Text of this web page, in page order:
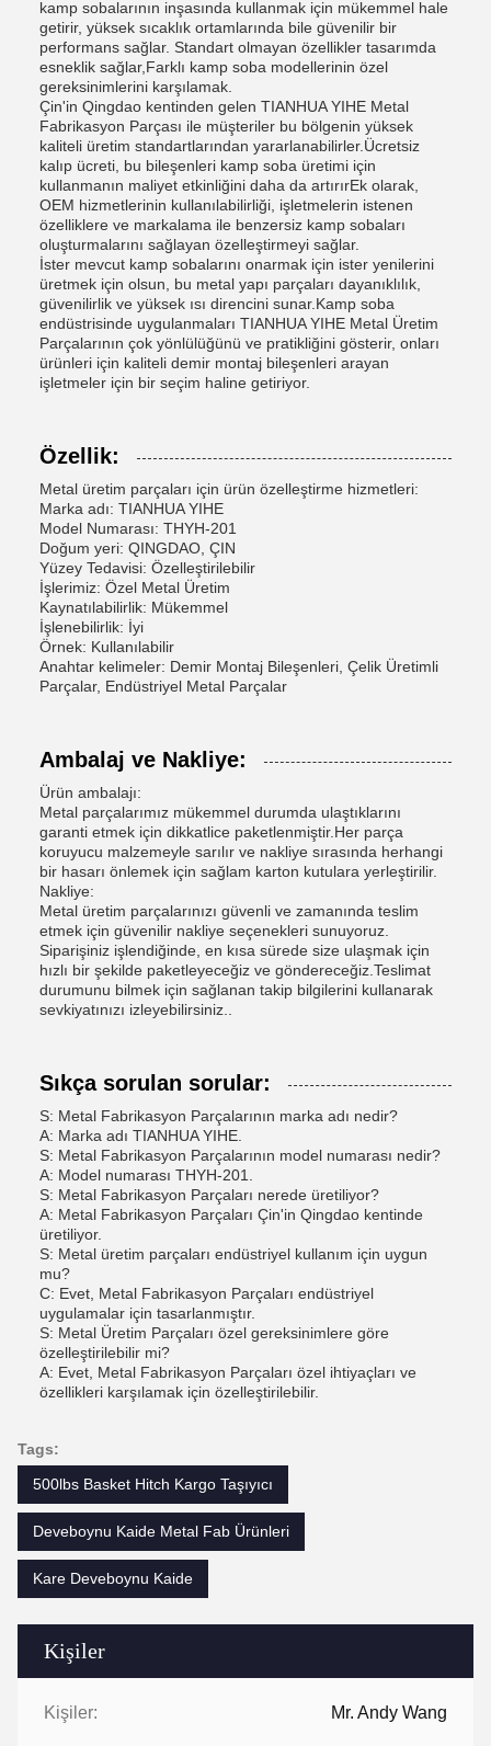
Kişiler
Kişiler: Mr. Andy Wang
kamp sobalarının inşasında kullanmak için mükemmel hale
getirir, yüksek sıcaklık ortamlarında bile güvenilir bir
performans sağlar. Standart olmayan özellikler tasarımda
esneklik sağlar,Farklı kamp soba modellerinin özel
gereksinimlerini karşılamak.
Çin'in Qingdao kentinden gelen TIANHUA YIHE Metal
Fabrikasyon Parçası ile müşteriler bu bölgenin yüksek
kaliteli üretim standartlarından yararlanabilirler.Ücretsiz
kalıp ücreti, bu bileşenleri kamp soba üretimi için
kullanmanın maliyet etkinliğini daha da artırırEk olarak,
OEM hizmetlerinin kullanılabilirliği, işletmelerin istenen
özelliklere ve markalama ile benzersiz kamp sobaları
oluşturmalarını sağlayan özelleştirmeyi sağlar.
İster mevcut kamp sobalarını onarmak için ister yenilerini
üretmek için olsun, bu metal yapı parçaları dayanıklılık,
güvenilirlik ve yüksek ısı direncini sunar.Kamp soba
endüstrisinde uygulanmaları TIANHUA YIHE Metal Üretim
Parçalarının çok yönlülüğünü ve pratikliğini gösterir, onları
ürünleri için kaliteli demir montaj bileşenleri arayan
işletmeler için bir seçim haline getiriyor.
Özellik:
Metal üretim parçaları için ürün özelleştirme hizmetleri:
Marka adı: TIANHUA YIHE
Model Numarası: THYH-201
Doğum yeri: QINGDAO, ÇIN
Yüzey Tedavisi: Özelleştirilebilir
İşlerimiz: Özel Metal Üretim
Kaynatılabilirlik: Mükemmel
İşlenebilirlik: İyi
Örnek: Kullanılabilir
Anahtar kelimeler: Demir Montaj Bileşenleri, Çelik Üretimli
Parçalar, Endüstriyel Metal Parçalar
Ambalaj ve Nakliye:
Ürün ambalajı:
Metal parçalarımız mükemmel durumda ulaştıklarını
garanti etmek için dikkatlice paketlenmiştir.Her parça
koruyucu malzemeyle sarılır ve nakliye sırasında herhangi
bir hasarı önlemek için sağlam karton kutulara yerleştirilir.
Nakliye:
Metal üretim parçalarınızı güvenli ve zamanında teslim
etmek için güvenilir nakliye seçenekleri sunuyoruz.
Siparişiniz işlendiğinde, en kısa sürede size ulaşmak için
hızlı bir şekilde paketleyeceğiz ve göndereceğiz.Teslimat
durumunu bilmek için sağlanan takip bilgilerini kullanarak
sevkiyatınızı izleyebilirsiniz..
Sıkça sorulan sorular:
S: Metal Fabrikasyon Parçalarının marka adı nedir?
A: Marka adı TIANHUA YIHE.
S: Metal Fabrikasyon Parçalarının model numarası nedir?
A: Model numarası THYH-201.
S: Metal Fabrikasyon Parçaları nerede üretiliyor?
A: Metal Fabrikasyon Parçaları Çin'in Qingdao kentinde
üretiliyor.
S: Metal üretim parçaları endüstriyel kullanım için uygun
mu?
C: Evet, Metal Fabrikasyon Parçaları endüstriyel
uygulamalar için tasarlanmıştır.
S: Metal Üretim Parçaları özel gereksinimlere göre
özelleştirilebilir mi?
A: Evet, Metal Fabrikasyon Parçaları özel ihtiyaçları ve
özellikleri karşılamak için özelleştirilebilir.
Tags:
500lbs Basket Hitch Kargo Taşıyıcı
Deveboynu Kaide Metal Fab Ürünleri
Kare Deveboynu Kaide